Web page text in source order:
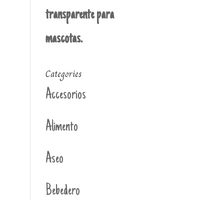
transparente para
mascotas.
Categories
Accesorios
Alimento
Aseo
Bebedero